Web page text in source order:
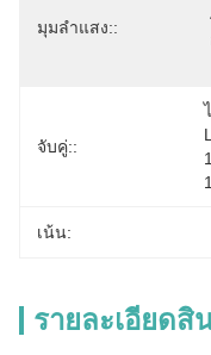
มุมลำแสง::
จับคู่::
เน้น:
รายละเอียดสิ